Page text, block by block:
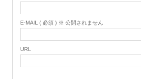
E-MAIL ( 必須 ) ※ 公開されません
URL